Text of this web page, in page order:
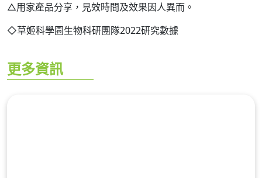
△用家產品分享，見效時間及效果因人異而。
◇草姬科學園生物科研團隊2022研究數據
更多資訊